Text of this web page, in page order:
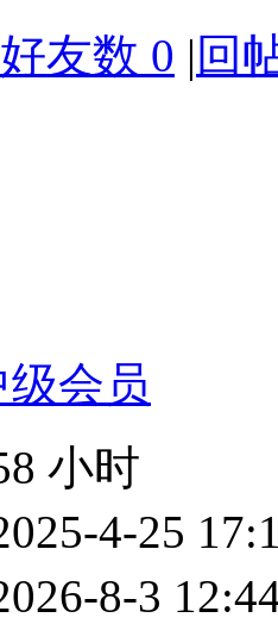
好友数 0 | 回
级会员
小时
4-25
8-3